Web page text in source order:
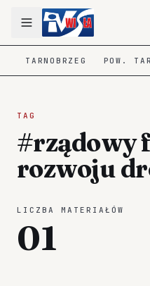
TARNOBRZEG POW.
TAG
#rządowy
rozwoju
LICZBA MATERIAŁÓW
01